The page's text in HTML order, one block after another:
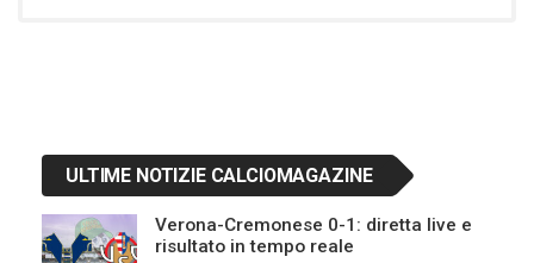
ULTIME NOTIZIE CALCIOMAGAZINE
Verona-Cremonese 0-1: diretta live e
risultato in tempo reale